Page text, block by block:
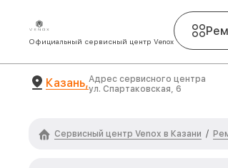
Официальный сервисный центр Venox
Казань,Адрес сервисного центра
ул. Спартаковская, 6
Сервисный центр Venox в Казани /